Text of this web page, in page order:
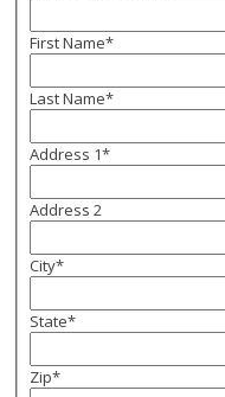
First Name*
Last Name*
Address 1*
Address 2
City*
State*
Zip*